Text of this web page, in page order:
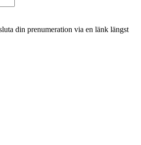
din prenumeration via en länk längst